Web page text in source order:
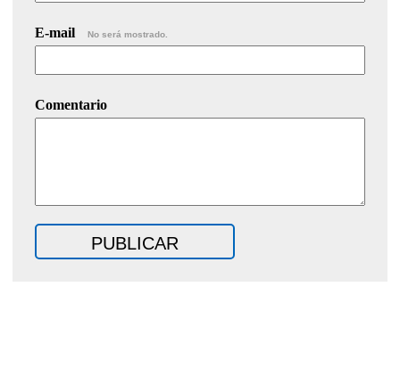
E-mail No será mostrado.
Comentario